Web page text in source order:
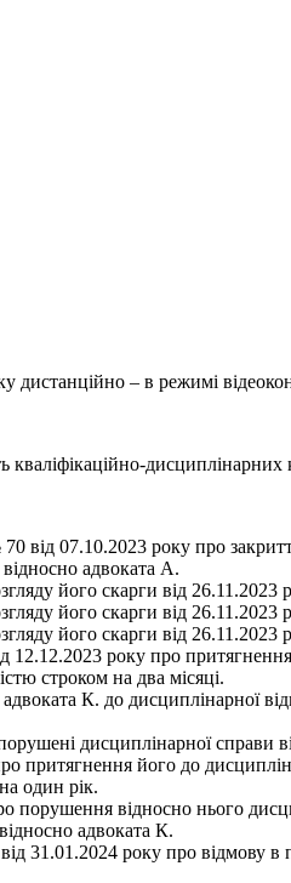
дистанційно – в режимі
кваліфікаційно-дисциплінарних
07.10.2023 року про
відносно адвоката А.
його скарги від 26.11.2023
його скарги від 26.11.2023
його скарги від 26.11.2023
року про притягнення
строком на два місяці.
К. до дисциплінарної
дисциплінарної справи
його до
один рік.
порушення відносно нього
адвоката К.
31.01.2024 року про відмову в